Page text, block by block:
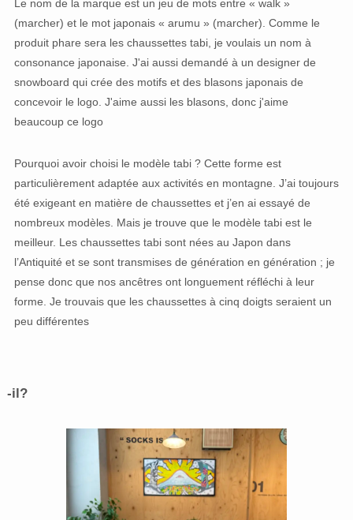
Le nom de la marque est un jeu de mots entre « walk »
(marcher) et le mot japonais « arumu » (marcher). Comme le
produit phare sera les chaussettes tabi, je voulais un nom à
consonance japonaise. J'ai aussi demandé à un designer de
snowboard qui crée des motifs et des blasons japonais de
concevoir le logo. J'aime aussi les blasons, donc j'aime
beaucoup ce logo
Pourquoi avoir choisi le modèle tabi ? Cette forme est
particulièrement adaptée aux activités en montagne. J’ai toujours
été exigeant en matière de chaussettes et j’en ai essayé de
nombreux modèles. Mais je trouve que le modèle tabi est le
meilleur. Les chaussettes tabi sont nées au Japon dans
l’Antiquité et se sont transmises de génération en génération ; je
pense donc que nos ancêtres ont longuement réfléchi à leur
forme. Je trouvais que les chaussettes à cinq doigts seraient un
peu différentes
-il?